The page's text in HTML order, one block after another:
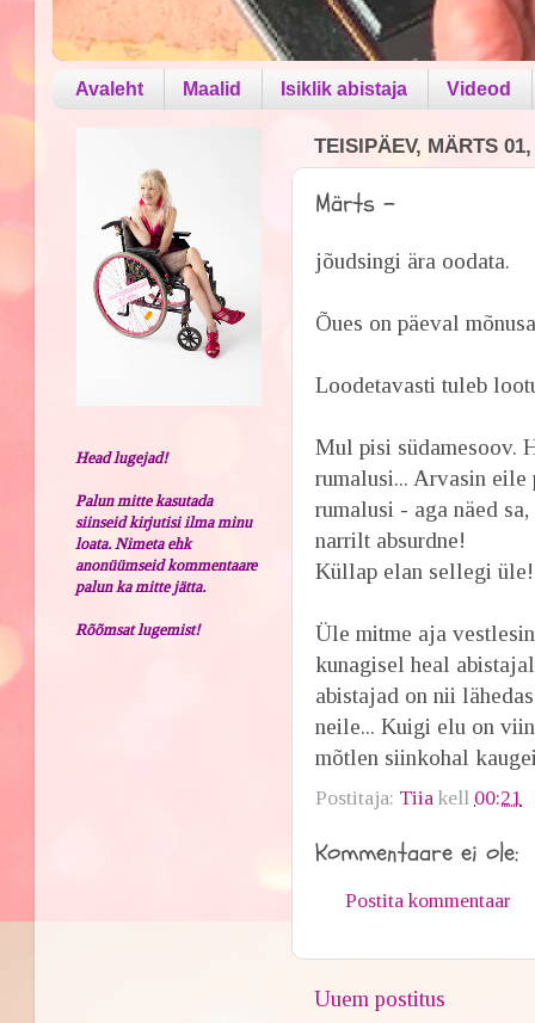
Avaleht Maalid Isiklik abistaja Videod
TEISIPÄEV, MÄRTS 01,
Märts -
jõudsingi ära oodata.
Õues on päeval
Loodetavasti tuleb
Mul pisi südamesoov.
rumalusi... Arvasin eile
rumalusi - aga näed
narrilt absurdne!
Küllap elan sellegi üle!
Üle mitme aja
kunagisel heal
abistajad on nii
neile... Kuigi elu on
mõtlen siinkohal
Postitaja: Tiia kell 00:21
Kommentaare ei ole:
Postita kommentaar
Uuem postitus
Head lugejad!
Palun mitte kasutada
siinseid kirjutisi ilma minu
loata. Nimeta ehk
anonüümseid kommentaare
palun ka mitte jätta.
Rõõmsat lugemist!